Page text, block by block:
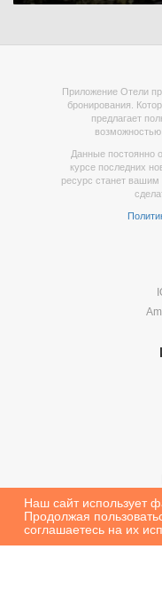
Приложение Отели
бронирования.
предлагает
возможностью
Данные постоянно
курсе последних
ресурс станет
Наш сайт использует
Продолжая
соглашаетесь на их